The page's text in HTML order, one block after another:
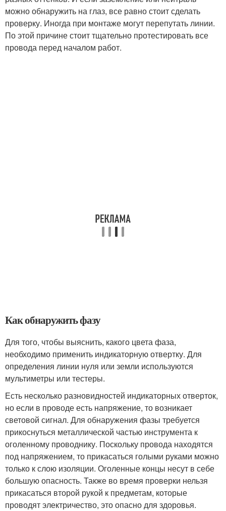
можно обнаружить на глаз, все равно стоит сделать
проверку. Иногда при монтаже могут перепутать линии.
По этой причине стоит тщательно протестировать все
провода перед началом работ.
Как обнаружить фазу
Для того, чтобы выяснить, какого цвета фаза,
необходимо применить индикаторную отвертку. Для
определения линии нуля или земли используются
мультиметры или тестеры.
Есть несколько разновидностей индикаторных отверток,
но если в проводе есть напряжение, то возникает
световой сигнал. Для обнаружения фазы требуется
прикоснуться металлической частью инструмента к
оголенному проводнику. Поскольку провода находятся
под напряжением, то прикасаться голыми руками можно
только к слою изоляции. Оголенные концы несут в себе
большую опасность. Также во время проверки нельзя
прикасаться второй рукой к предметам, которые
проводят электричество, это опасно для здоровья.